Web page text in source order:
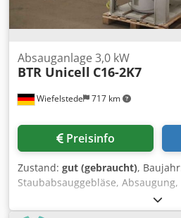
Wiefelstede 717 km
Absauganlage 3,0 kW
BTR Unicell C16-2K7
Preisinfo
Zustand: gut (gebraucht),
Staubabsauggebläse,
Absauganlage, Staubgebläse,
Abscheider,Schweissrauchfilter,